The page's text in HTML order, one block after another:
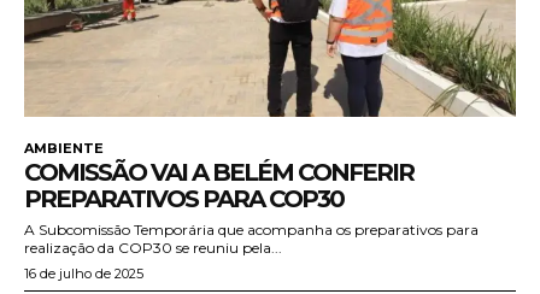
AMBIENTE
COMISSÃO VAI A BELÉM CONFERIR
PREPARATIVOS PARA COP30
A Subcomissão Temporária que acompanha os preparativos para
realização da COP30 se reuniu pela...
16 de julho de 2025